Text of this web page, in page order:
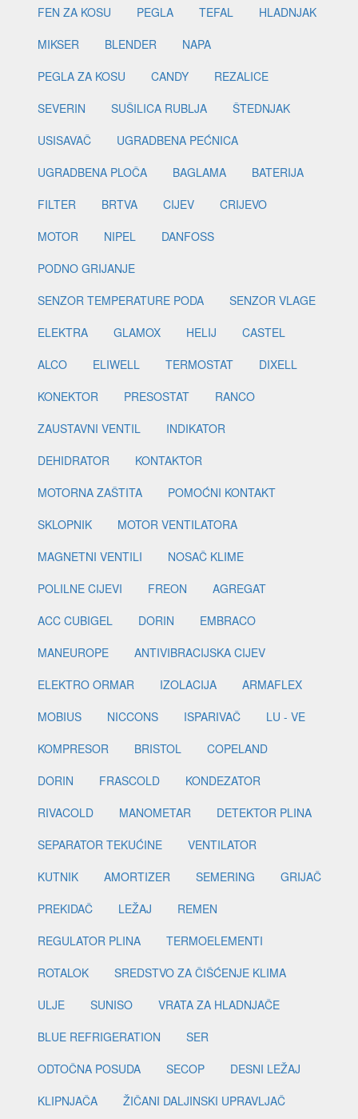
FEN ZA KOSU
PEGLA TEFAL
HLADNJAK
MIKSER
BLENDER
NAPA
PEGLA ZA KOSU
CANDY
REZALICE
SEVERIN
SUŠILICA RUBLJA
ŠTEDNJAK
USISAVAČ
UGRADBENA PEĆNICA
UGRADBENA PLOČA
BAGLAMA
BATERIJA
FILTER
BRTVA CIJEV
CRIJEVO
MOTOR
NIPEL
DANFOSS
PODNO GRIJANJE
SENZOR TEMPERATURE PODA
SENZOR VLAGE
ELEKTRA
GLAMOX HELIJ
CASTEL
ALCO
ELIWELL TERMOSTAT
DIXELL
KONEKTOR
PRESOSTAT
RANCO
ZAUSTAVNI VENTIL
INDIKATOR
DEHIDRATOR
KONTAKTOR
MOTORNA ZAŠTITA
POMOĆNI KONTAKT
SKLOPNIK
MOTOR VENTILATORA
MAGNETNI VENTILI
NOSAČ KLIME
POLILNE CIJEVI
FREON
AGREGAT
ACC CUBIGEL
DORIN
EMBRACO
MANEUROPE
ANTIVIBRACIJSKA CIJEV
ELEKTRO ORMAR
IZOLACIJA
ARMAFLEX
MOBIUS
NICCONS ISPARIVAČ
LU - VE
KOMPRESOR
BRISTOL
COPELAND
DORIN
FRASCOLD
KONDEZATOR
RIVACOLD
MANOMETAR
DETEKTOR PLINA
SEPARATOR TEKUĆINE
VENTILATOR
KUTNIK
AMORTIZER SEMERING
GRIJAČ
PREKIDAČ
LEŽAJ
REMEN
REGULATOR PLINA
TERMOELEMENTI
ROTALOK
SREDSTVO ZA ČIŠĆENJE KLIMA
ULJE
SUNISO
VRATA ZA HLADNJAČE
BLUE REFRIGERATION
SER
ODTOČNA POSUDA
SECOP
DESNI LEŽAJ
KLIPNJAČA
ŽIČANI DALJINSKI UPRAVLJAČ